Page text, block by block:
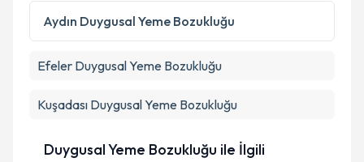
Aydın Duygusal Yeme Bozukluğu
Efeler Duygusal Yeme Bozukluğu
Kuşadası Duygusal Yeme Bozukluğu
Duygusal Yeme Bozukluğu ile İlgili